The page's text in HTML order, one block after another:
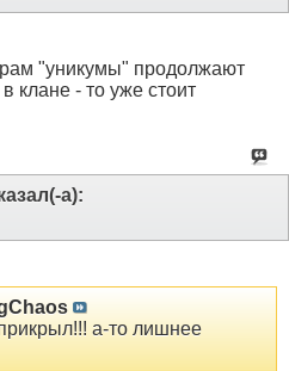
"уникумы" продолжают
клане - то уже стоит
а):
а-то лишнее